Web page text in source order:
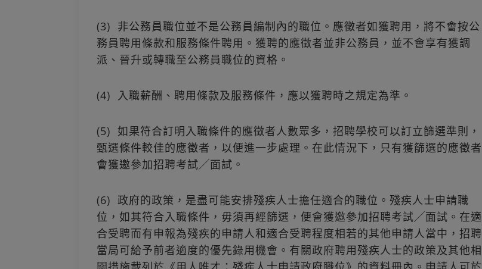
(3) 非公務員職位並不是公務員編制內的職位。應徵者如獲聘用，將不會按公
務員聘用條款和服務條件聘用。獲聘的應徵者並非公務員，並不會享有獲調
派、晉升或轉職至公務員職位的資格。
(4) 入職薪酬、聘用條款及服務條件，應以獲聘時之規定為準。
(5) 如果符合訂明入職條件的應徵者人數眾多，招聘學校可以訂立篩選準則，
甄選條件較佳的應徵者，以便進一步處理。在此情況下，只有獲篩選的應徵者
會獲邀參加招聘考試╱面試。
(6) 政府的政策，是盡可能安排殘疾人士擔任適合的職位。殘疾人士申請職
位，如其符合入職條件，毋須再經篩選，便會獲邀參加招聘考試╱面試。在適
合受聘而有申報為殘疾的申請人和適合受聘程度相若的其他申請人當中，招聘
當局可給予前者適度的優先錄用機會。有關政府聘用殘疾人士的政策及其他相